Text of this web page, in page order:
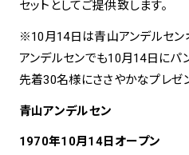
セットとしてご提供致します。
※10月14日は青山アンデルセン
アンデルセンでも10月14日にパ
先着30名様にささやかなプレゼ
青山アンデルセン
1970年10月14日オープン